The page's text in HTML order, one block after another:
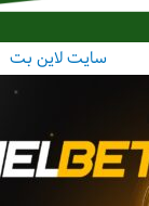
سایت لاین بت